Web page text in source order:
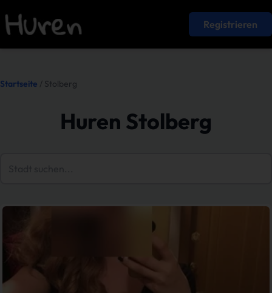
Registrieren
Startseite / Stolberg
Huren Stolberg